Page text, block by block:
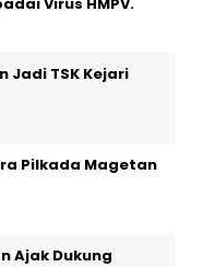
Virus HMPV.
Jadi TSK Kejari
Pilkada Magetan
Ajak Dukung